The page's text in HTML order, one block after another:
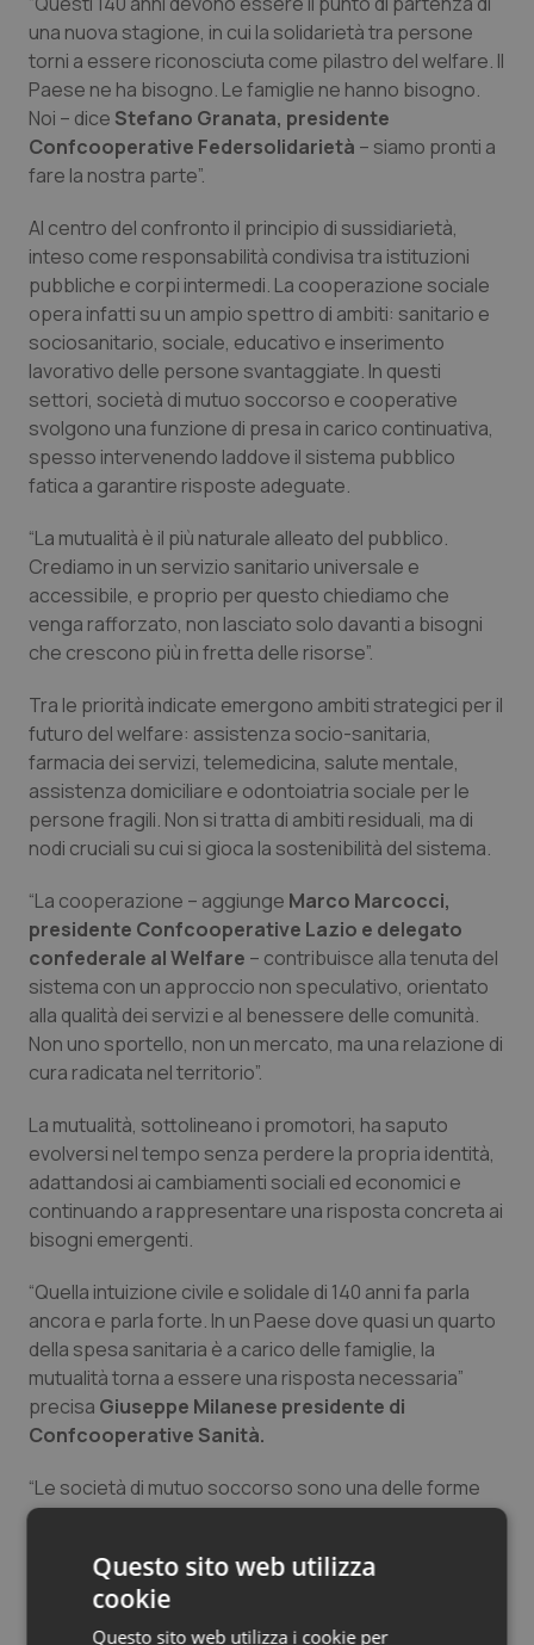
Molise
Piemonte
Provincia Autonoma di Bolzano
Puglia
Sardegna
Sicilia
Toscana
Valle D’Aosta
Veneto
Epatiti
HIV
Infezioni & Febbre
Malattie rare
Malattia di Crohn & Rettocolite Ulcerosa
Neuroscienze & patologie neurodegenerative
Obesità
Oncodermatologia
Oncoematologia
Oncologia & Nutrizione
Psoriasi & pelle
Quotidiano Cardiologia
Quotidiano Chirurgia
Quotidiano Oncologia
Quotidiano Pediatria
Rene & patologie urogenitali
Salute orale & impianti
Sangue & coagulazione
Tumore al seno
Tumore ovarico
Tumori del Polmone & Testa Collo
Tumori gastrointestinali
Ulcera & Reflusso
Vaccini
una nuova stagione, in cui la solidarietà tra persone
torni a essere riconosciuta come pilastro del welfare. Il
Paese ne ha bisogno. Le famiglie ne hanno bisogno.
Noi – dice Stefano Granata, presidente
Confcooperative Federsolidarietà – siamo pronti a
fare la nostra parte”.
Al centro del confronto il principio di sussidiarietà,
inteso come responsabilità condivisa tra istituzioni
pubbliche e corpi intermedi. La cooperazione sociale
opera infatti su un ampio spettro di ambiti: sanitario e
sociosanitario, sociale, educativo e inserimento
lavorativo delle persone svantaggiate. In questi
settori, società di mutuo soccorso e cooperative
svolgono una funzione di presa in carico continuativa,
spesso intervenendo laddove il sistema pubblico
fatica a garantire risposte adeguate.
“La mutualità è il più naturale alleato del pubblico.
Crediamo in un servizio sanitario universale e
accessibile, e proprio per questo chiediamo che
venga rafforzato, non lasciato solo davanti a bisogni
che crescono più in fretta delle risorse”.
Tra le priorità indicate emergono ambiti strategici per il
futuro del welfare: assistenza socio-sanitaria,
farmacia dei servizi, telemedicina, salute mentale,
assistenza domiciliare e odontoiatria sociale per le
persone fragili. Non si tratta di ambiti residuali, ma di
nodi cruciali su cui si gioca la sostenibilità del sistema.
“La cooperazione – aggiunge Marco Marcocci,
presidente Confcooperative Lazio e delegato
confederale al Welfare – contribuisce alla tenuta del
sistema con un approccio non speculativo, orientato
alla qualità dei servizi e al benessere delle comunità.
Non uno sportello, non un mercato, ma una relazione di
cura radicata nel territorio”.
La mutualità, sottolineano i promotori, ha saputo
evolversi nel tempo senza perdere la propria identità,
adattandosi ai cambiamenti sociali ed economici e
continuando a rappresentare una risposta concreta ai
bisogni emergenti.
“Quella intuizione civile e solidale di 140 anni fa parla
ancora e parla forte. In un Paese dove quasi un quarto
della spesa sanitaria è a carico delle famiglie, la
mutualità torna a essere una risposta necessaria”
precisa Giuseppe Milanese presidente di
Confcooperative Sanità.
“Le società di mutuo soccorso sono una delle forme
più autentiche di welfare collettivo: nascono dalla
risposte concrete ai bisogni di salute”, conclude
Michele Odorizzi, VicePresidente e Coordinatore
del settore mutue di Confcooperative Sanità.
Questo sito web utilizza
cookie
Questo sito web utilizza i cookie per